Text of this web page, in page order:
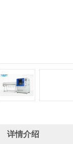
详情介绍